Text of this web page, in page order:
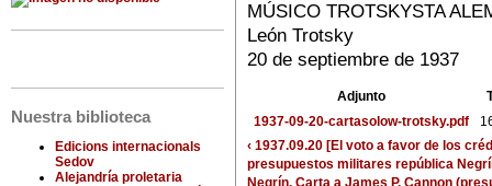
Nuestra biblioteca
Edicions internacionals
Sedov
Alejandría proletaria
MÚSICO TROTSKYSTA
León Trotsky
20 de septiembre de 1937
Adjunto
1937-09-20-cartasolow-trotsky.pdf
‹ 1937.09.20 [El voto a favor de los
presupuestos militares república
Negrín. Carta a James P. Cannon